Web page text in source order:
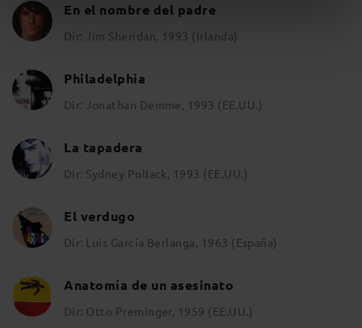
En el nombre del padre
Dir: Jim Sheridan, 1993 (Irlanda)
Philadelphia
Dir: Jonathan Demme, 1993 (EE.UU.)
La tapadera
Dir: Sydney Pollack, 1993 (EE.UU.)
El verdugo
Dir: Luis García Berlanga, 1963 (España)
Anatomía de un asesinato
Dir: Otto Preminger, 1959 (EE.UU.)